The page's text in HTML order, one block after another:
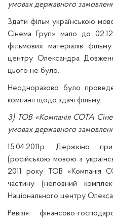
умовах державного
Здати фільм українською
Сінема Груп» мало до
фільмових матеріалів
центру Олександра
цього не було.
Неодноразово було
компанії щодо здачі фільму.
3) ТОВ «Компанія СОТА
умовах державного
15.04.2011р. Держкіно
(російською мовою з
2011 року ТОВ «Компанія
частину (неповний
Національного центру
Ревізія фінансово-